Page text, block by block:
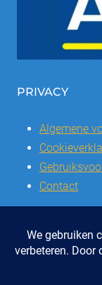
PRIVACY
Algemene
Contact
© 2026 | Stichting